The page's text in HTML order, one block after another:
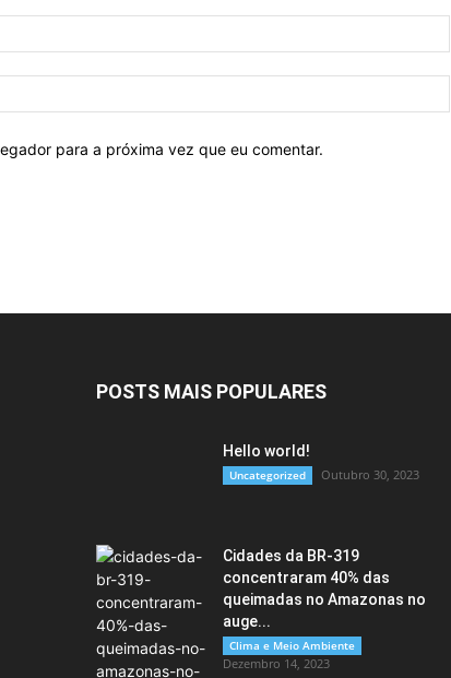
para a próxima vez que eu comentar.
POSTS MAIS POPULARES
Hello world!
Uncategorized Outubro 30, 2023
Cidades da BR-319
concentraram 40% das
queimadas no Amazonas no
auge...
Clima e Meio Ambiente
Dezembro 14, 2023